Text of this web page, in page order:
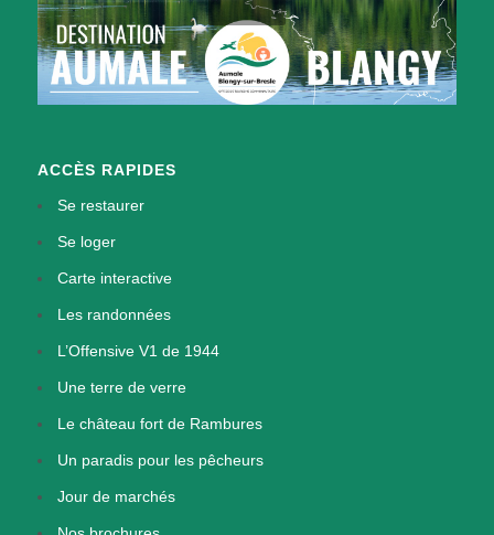
ACCÈS RAPIDES
Se restaurer
Se loger
Carte interactive
Les randonnées
L’Offensive V1 de 1944
Une terre de verre
Le château fort de Rambures
Un paradis pour les pêcheurs
Jour de marchés